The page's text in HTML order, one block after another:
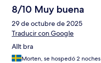
8/10 Muy buena
29 de octubre de 2025
Traducir con Google
Allt bra
Morten, se hospedó 2 noches